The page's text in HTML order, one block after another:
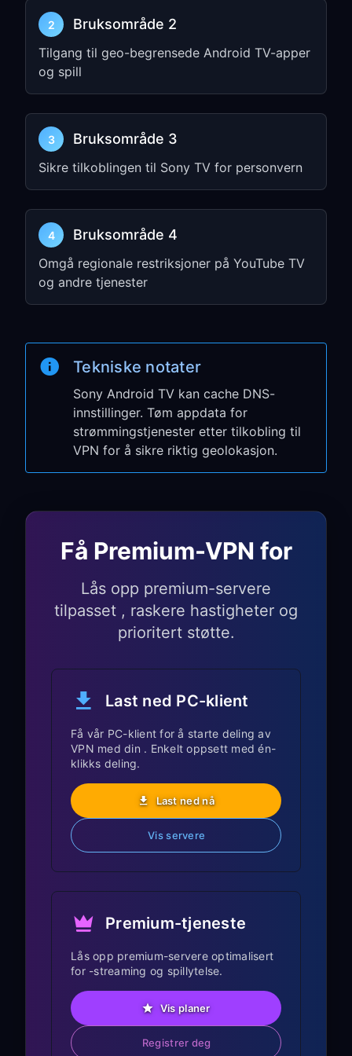
ÅpneFreeGuard VPN
Logg inn eller aktiver abonnementet
ditt
Trinn 3: Test tilkoblingen
din
Bekreft at appen ser VPN-regionen du
Alternativt oppsett:
Bruk PC-deling når den innebygde
Android TV-appen ikke er tilgjengelig,
eller når du vil rute TV-en gjennom
skrivebordstilkoblingen din.
Trinn 1: Aktiver VPN-deling
PC-en eller Mac-en
Gå til
Settings og aktiver
TUN Mode
AktiverAllow LAN Access
NoterIP addressog port number
192.168.1.5:7890 )
Trinn 2: Konfigurer proxy-
innstillinger på Sony
Android TV
Trykk påSettings
TV-fjernkontrollen
Gå til
Network & Internet
Velg det tilkoblede Wi-Fi-nettverket
ditt
Bla ned tilProxy-innstillinger
VelgManual
Skriv inn IP address og port fra Trinn 1
Lagre innstillingene
Trinn 3: Test den delte
2 Bruksområde 2
Tilgang til geo-begrensede Android TV-apper
og spill
3 Bruksområde 3
Sikre tilkoblingen til Sony TV for personvern
4 Bruksområde 4
Omgå regionale restriksjoner på YouTube TV
og andre tjenester
Tekniske notater
Sony Android TV kan cache DNS-
innstillinger. Tøm appdata for
strømmingstjenester etter tilkobling til
VPN for å sikre riktig geolokasjon.
Få Premium-VPN for
Lås opp premium-servere
tilpasset , raskere hastigheter og
prioritert støtte.
Last ned PC-klient
Få vår PC-klient for å starte deling av
VPN med din . Enkelt oppsett med én-
klikks deling.
Last ned nå
Vis servere
Premium-tjeneste
Lås opp premium-servere optimalisert
for -streaming og spillytelse.
Vis planer
Registrer deg